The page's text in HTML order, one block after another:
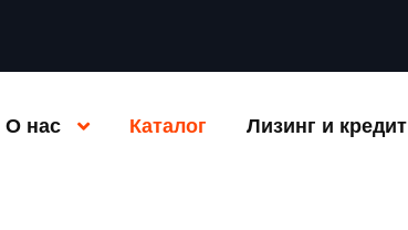
О нас Каталог Лизинг и кредит